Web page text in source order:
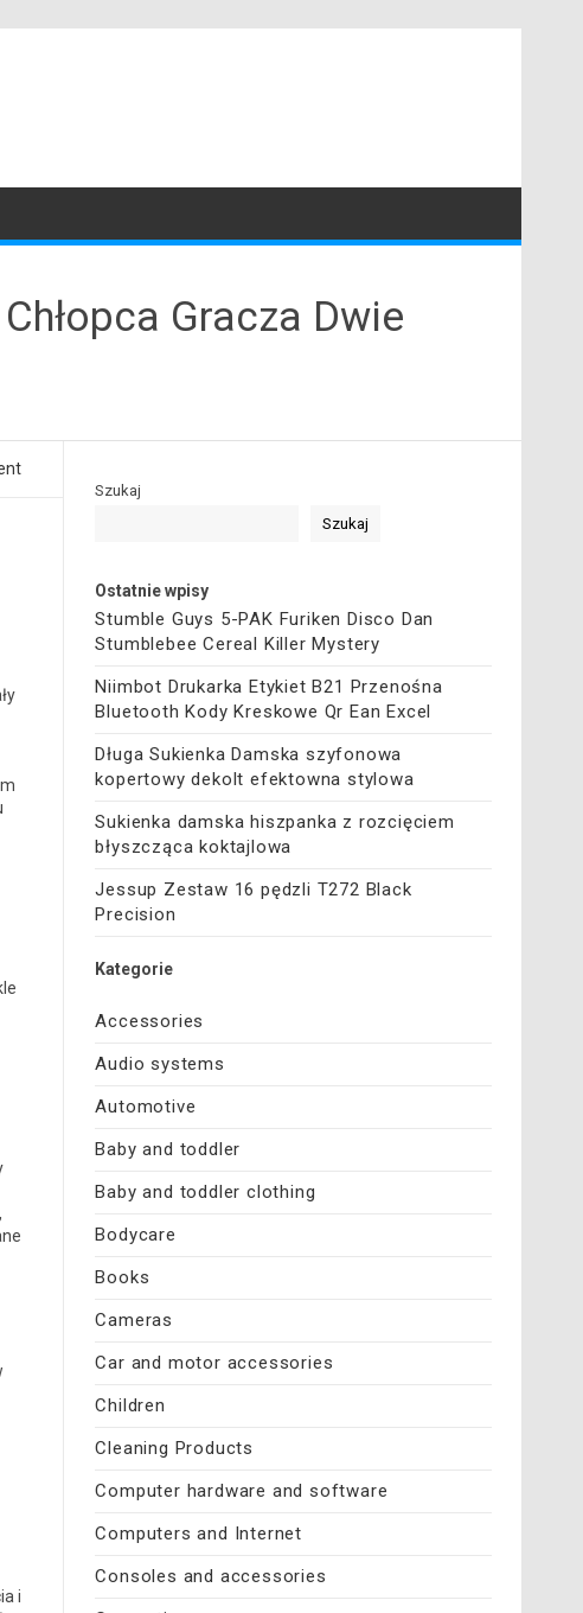
Gracza Dwie
i
Szukaj
Szukaj
Ostatnie wpisy
Stumble Guys 5-PAK Furiken Disco Dan
Stumblebee Cereal Killer Mystery
Niimbot Drukarka Etykiet B21 Przenośna
Bluetooth Kody Kreskowe Qr Ean Excel
Długa Sukienka Damska szyfonowa
kopertowy dekolt efektowna stylowa
Sukienka damska hiszpanka z rozcięciem
błyszcząca koktajlowa
Jessup Zestaw 16 pędzli T272 Black
Precision
Kategorie
Accessories
Audio systems
Automotive
Baby and toddler
Baby and toddler clothing
Bodycare
Books
Cameras
Car and motor accessories
Children
Cleaning Products
Computer hardware and software
Computers and Internet
Consoles and accessories